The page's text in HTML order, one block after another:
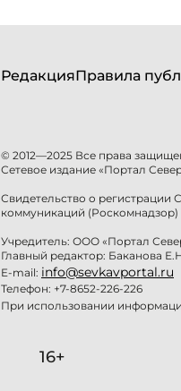
РедакцияПравила
© 2012—2025 Все права
Сетевое издание «Портал
Свидетельство о
коммуникаций (Роскомнадзор)
Учредитель: ООО «Портал
Главный редактор: Баканова
E-mail: info@sevkavportal.ru
Телефон: +7-8652-226-226
При использовании
16+